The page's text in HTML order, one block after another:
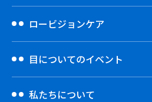
ロービジョンケア
目についてのイベント
私たちについて